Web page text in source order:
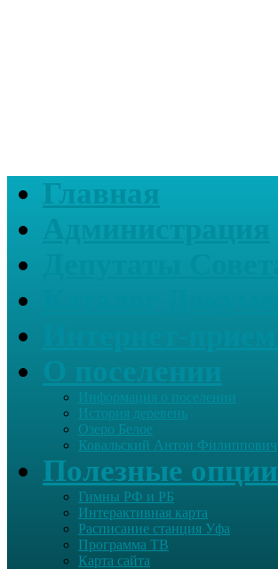
Главная
Информация о поселении
История деревень
Озеро Белое
Ковальский Антон Филиппович
Полезные опции
Гимны РФ и РБ
Интерактивная карта
Расписание станция Уфа
Программа ТВ
Карта сайта